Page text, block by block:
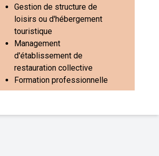
Gestion de structure de
loisirs ou d'hébergement
touristique
Management
d'établissement de
restauration collective
Formation professionnelle